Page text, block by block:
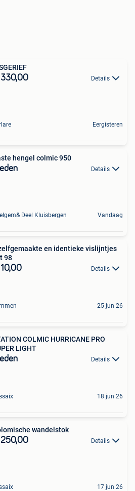
Details
Eergisteren
hengel colmic 950
Details
Deel Kluisbergen Vandaag
en identieke vislijntjes
98
Details
25 jun 26
COLMIC HURRICANE PRO
LIGHT
Details
18 jun 26
wandelstok
Details
17 jun 26